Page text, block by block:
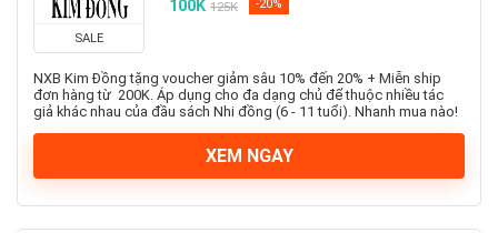
SALE
100K 125K -20%
NXB Kim Đồng tặng voucher giảm sâu 10% đến 20% + Miễn ship
đơn hàng từ 200K. Áp dụng cho đa dạng chủ để thuộc nhiều tác
giả khác nhau của đầu sách Nhi đồng (6 - 11 tuổi). Nhanh mua nào!
XEM NGAY